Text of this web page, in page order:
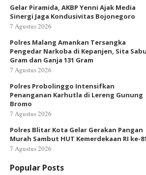
Gelar Piramida, AKBP Yenni Ajak Media
Sinergi Jaga Kondusivitas Bojonegoro
7 Agustus 2026
Polres Malang Amankan Tersangka
Pengedar Narkoba di Kepanjen, Sita
Gram dan Ganja 131 Gram
7 Agustus 2026
Polres Probolinggo Intensifkan
Penanganan Karhutla di Lereng Gunung
Bromo
7 Agustus 2026
Polres Blitar Kota Gelar Gerakan Pangan
Murah Sambut HUT Kemerdekaan RI ke-81
7 Agustus 2026
Popular Posts